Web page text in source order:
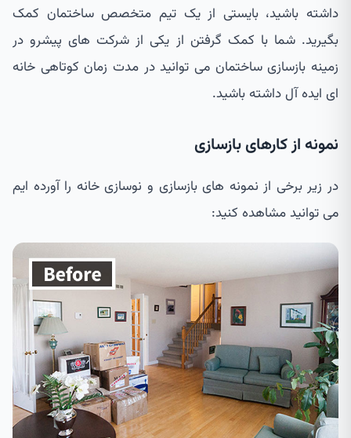
داشته باشید، بایستی از یک تیم متخصص ساختمان کمک
بگیرید. شما با کمک گرفتن از یکی از شرکت های پیشرو در
زمینه بازسازی ساختمان می توانید در مدت زمان کوتاهی خانه
ای ایده آل داشته باشید.
نمونه از کارهای بازسازی
در زیر برخی از نمونه های بازسازی و نوسازی خانه را آورده ایم
می توانید مشاهده کنید: